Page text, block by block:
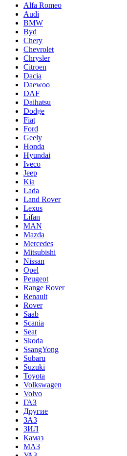
Alfa Romeo
Audi
BMW
Byd
Chery
Chevrolet
Chrysler
Citroen
Dacia
Daewoo
DAF
Daihatsu
Dodge
Fiat
Ford
Geely
Honda
Hyundai
Iveco
Jeep
Kia
Lada
Land Rover
Lexus
Lifan
MAN
Mazda
Mercedes
Mitsubishi
Nissan
Opel
Peugeot
Range Rover
Renault
Rover
Saab
Scania
Seat
Skoda
SsangYong
Subaru
Suzuki
Toyota
Volkswagen
Volvo
ГАЗ
Другие
ЗАЗ
ЗИЛ
Камаз
МАЗ